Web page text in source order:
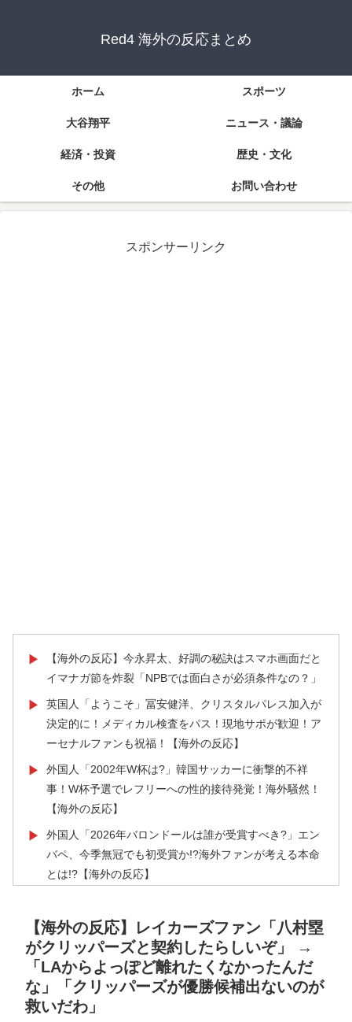
Red4 海外の反応まとめ
ホーム スポーツ
大谷翔平 ニュース・議論
経済・投資 歴史・文化
その他 お問い合わせ
スポンサーリンク
▶
【海外の反応】今永昇太、好調の秘訣はスマホ画面だと
イマナガ節を炸裂「NPBでは面白さが必須条件なの？」
▶
英国人「ようこそ」冨安健洋、クリスタルパレス加入が
決定的に！メディカル検査をパス！現地サポが歓迎！ア
ーセナルファンも祝福！【海外の反応】
▶
外国人「2002年W杯は?」韓国サッカーに衝撃的不祥
事！W杯予選でレフリーへの性的接待発覚！海外騒然！
【海外の反応】
▶
外国人「2026年バロンドールは誰が受賞すべき?」エン
バペ、今季無冠でも初受賞か!?海外ファンが考える本命
とは!?【海外の反応】
たくない」
▶ 韓国人「SKハイニックスが10%台の暴落！外国人投資
家と機関が売り越しを仕掛けコスピが4%を超える大幅
な下落‥」
▶ 韓国人「PSG、日本の鈴木彩艶に約60億円で正式オファ
【海外の反応】レイカーズファン「八村塁
がクリッパーズと契約したらしいぞ」 →
「LAからよっぽど離れたくなかったんだ
な」「クリッパーズが優勝候補出ないのが
救いだわ」